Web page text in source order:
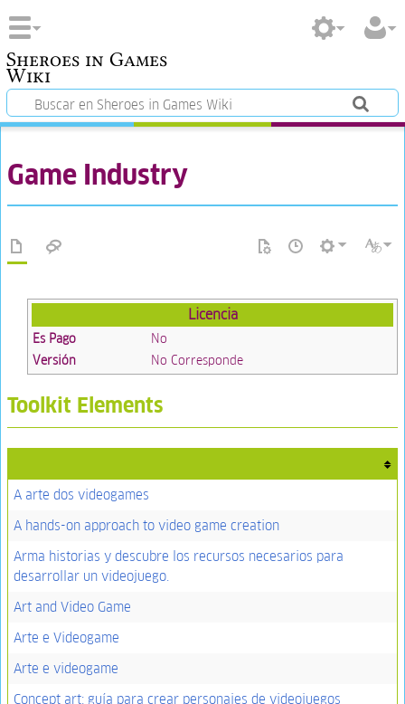
Sheroes in Games
Wiki
Game Industry
Licencia
Es Pago
No
Versión
No Corresponde
Toolkit Elements
A arte dos videogames
A hands-on approach to video game creation
Arma historias y descubre los recursos necesarios para
desarrollar un videojuego.
Art and Video Game
Arte e Videogame
Arte e videogame
Concept art: guía para crear personajes de videojuegos